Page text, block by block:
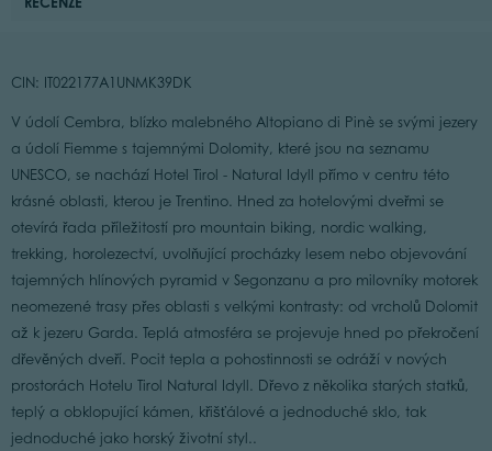
CIN: IT022177A1UNMK39DK
V údolí Cembra, blízko malebného Altopiano di Pinè se svými jezery
a údolí Fiemme s tajemnými Dolomity, které jsou na seznamu
UNESCO, se nachází Hotel Tirol - Natural Idyll přímo v centru této
krásné oblasti, kterou je Trentino. Hned za hotelovými dveřmi se
otevírá řada příležitostí pro mountain biking, nordic walking,
trekking, horolezectví, uvolňující procházky lesem nebo objevování
tajemných hlínových pyramid v Segonzanu a pro milovníky motorek
neomezené trasy přes oblasti s velkými kontrasty: od vrcholů Dolomit
až k jezeru Garda. Teplá atmosféra se projevuje hned po překročení
dřevěných dveří. Pocit tepla a pohostinnosti se odráží v nových
prostorách Hotelu Tirol Natural Idyll. Dřevo z několika starých statků,
teplý a obklopující kámen, křišťálové a jednoduché sklo, tak
jednoduché jako horský životní styl..